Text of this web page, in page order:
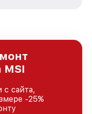
MSI
с сайта,
-25%